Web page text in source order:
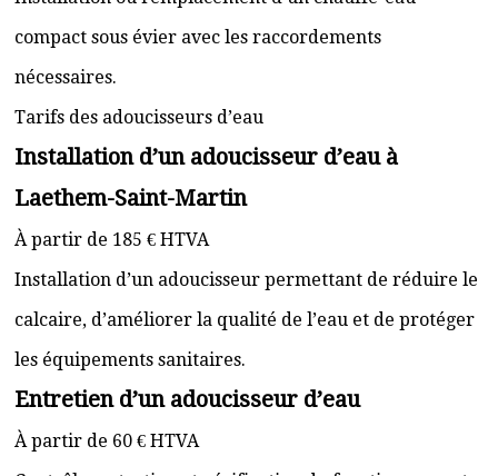
compact sous évier avec les raccordements
nécessaires.
Tarifs des adoucisseurs d’eau
Installation d’un adoucisseur d’eau à
Laethem-Saint-Martin
À partir de 185 € HTVA
Installation d’un adoucisseur permettant de réduire le
calcaire, d’améliorer la qualité de l’eau et de protéger
les équipements sanitaires.
Entretien d’un adoucisseur d’eau
À partir de 60 € HTVA